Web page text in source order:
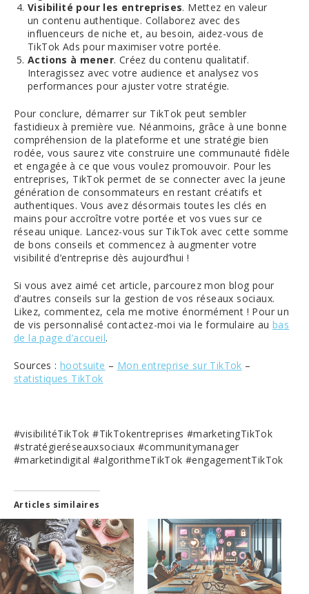
Visibilité pour les entreprises. Mettez en valeur
un contenu authentique. Collaborez avec des
influenceurs de niche et, au besoin, aidez-vous de
TikTok Ads pour maximiser votre portée.
Actions à mener. Créez du contenu qualitatif.
Interagissez avec votre audience et analysez vos
performances pour ajuster votre stratégie.
Pour conclure, démarrer sur TikTok peut sembler
fastidieux à première vue. Néanmoins, grâce à une bonne
compréhension de la plateforme et une stratégie bien
rodée, vous saurez vite construire une communauté fidèle
et engagée à ce que vous voulez promouvoir. Pour les
entreprises, TikTok permet de se connecter avec la jeune
génération de consommateurs en restant créatifs et
authentiques. Vous avez désormais toutes les clés en
mains pour accroître votre portée et vos vues sur ce
réseau unique. Lancez-vous sur TikTok avec cette somme
de bons conseils et commencez à augmenter votre
visibilité d’entreprise dès aujourd’hui !
Si vous avez aimé cet article, parcourez mon blog pour
d’autres conseils sur la gestion de vos réseaux sociaux.
Likez, commentez, cela me motive énormément ! Pour un
de vis personnalisé contactez-moi via le formulaire au bas
de la page d’accueil.
Sources :hootsuite – Mon entreprise sur TikTok –
statistiques TikTok
#visibilitéTikTok #TikTokentreprises #marketingTikTok
#stratégieréseauxsociaux #communitymanager
#marketindigital #algorithmeTikTok #engagementTikTok
Articles similaires